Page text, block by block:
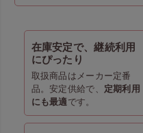
在庫安定で、継続利用
にぴったり
取扱商品はメーカー定番
品。安定供給で、 定期利用
にも最適 です。